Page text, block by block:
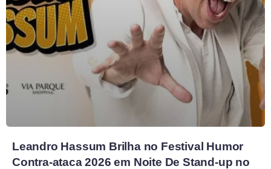
Leandro Hassum Brilha no Festival Humor
Contra-ataca 2026 em Noite De Stand-up no